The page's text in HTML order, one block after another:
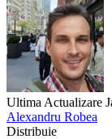
Ultima Actualizare
Alexandru Robea
Distribuie